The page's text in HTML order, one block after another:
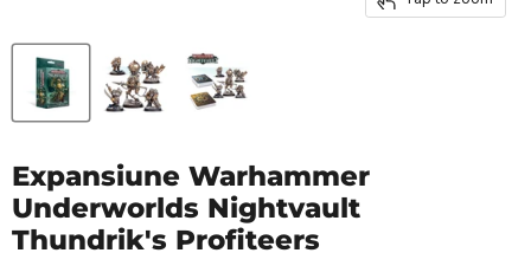
Expansiune Warhammer
Underworlds Nightvault
Thundrik's Profiteers